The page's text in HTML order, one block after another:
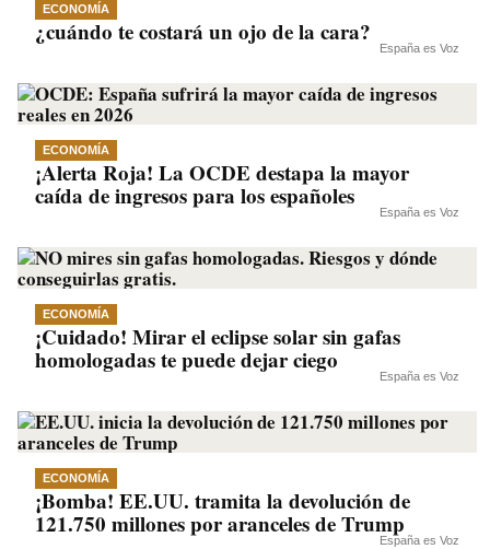
ECONOMÍA
¿cuándo te costará un ojo de la cara?
España es Voz
ECONOMÍA
¡Alerta Roja! La OCDE destapa la mayor
caída de ingresos para los españoles
España es Voz
ECONOMÍA
¡Cuidado! Mirar el eclipse solar sin gafas
homologadas te puede dejar ciego
España es Voz
ECONOMÍA
¡Bomba! EE.UU. tramita la devolución de
121.750 millones por aranceles de Trump
España es Voz